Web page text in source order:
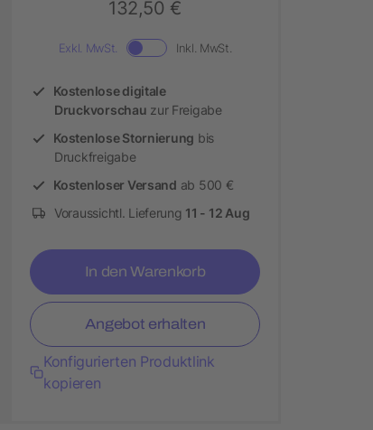
132,50 €
Exkl. MwSt. Inkl. MwSt.
Kostenlose digitale
Druckvorschau zur Freigabe
Kostenlose Stornierung bis
Druckfreigabe
Kostenloser Versand ab 500 €
Voraussichtl. Lieferung 11 - 12 Aug
In den Warenkorb
Angebot erhalten
Konfigurierten Produktlink
kopieren